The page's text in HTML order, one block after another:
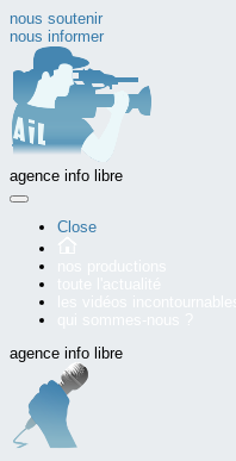
nous soutenir
nous informer
agence info libre
Close
agence info libre